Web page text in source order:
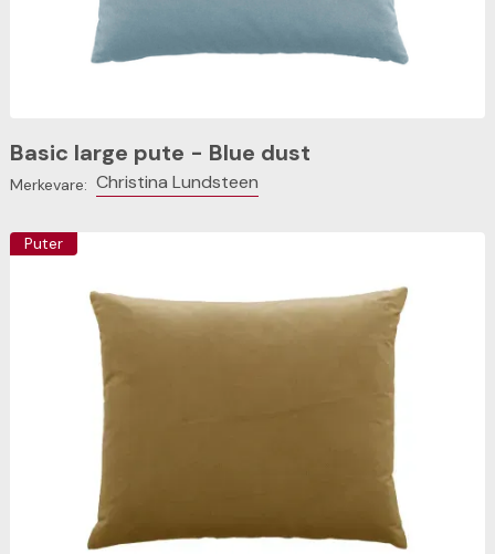
Basic large pute - Blue dust
Merkevare: Christina Lundsteen
Puter